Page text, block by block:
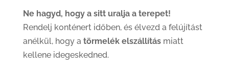
Ne hagyd, hogy a sitt uralja a terepet!
Rendelj konténert időben, és élvezd a felújítást
anélkül, hogy a törmelék elszállításmiatt
kellene idegeskedned.